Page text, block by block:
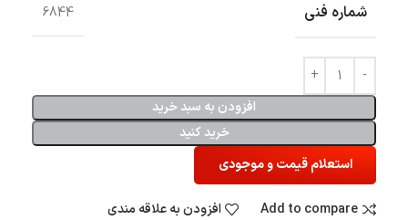
شماره فنی 6844
افزودن به سبد خرید
خرید کنید
استعلام قیمت و موجودی
Add to compare افزودن به علاقه مندی